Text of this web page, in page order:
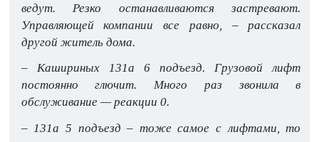
ведут. Резко останавливаются застревают.
Управляющей компании все равно, – рассказал
другой житель дома.
– Кашириных 131а 6 подъезд. Грузовой лифт
постоянно глючит. Много раз звонила в
обслуживание — реакции 0.
– 131а 5 подъезд – тоже самое с лифтами, то